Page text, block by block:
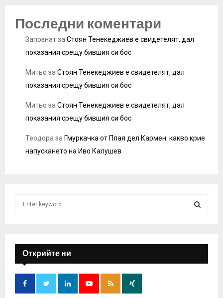
Последни коментари
Запознатза Стоян Тенекеджиев е свидетелят, дал
показания срещу бившия си бос
Митьо за Стоян Тенекеджиев е свидетелят, дал
показания срещу бившия си бос
Митьо за Стоян Тенекеджиев е свидетелят, дал
показания срещу бившия си бос
Теодора за Гмуркачка от Плая дел Кармен: какво крие
напускането на Иво Калушев
f
o
:
E
A
Открийте ни